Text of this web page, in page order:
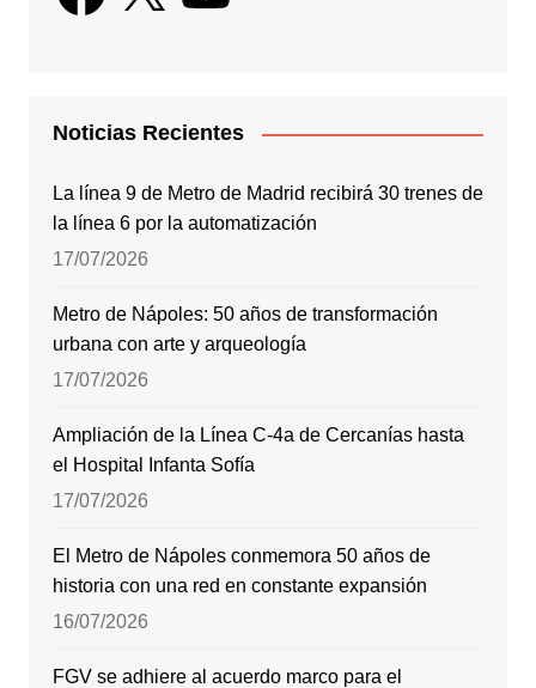
Noticias Recientes
La línea 9 de Metro de Madrid recibirá 30 trenes de
la línea 6 por la automatización
17/07/2026
Metro de Nápoles: 50 años de transformación
urbana con arte y arqueología
17/07/2026
Ampliación de la Línea C-4a de Cercanías hasta
el Hospital Infanta Sofía
17/07/2026
El Metro de Nápoles conmemora 50 años de
historia con una red en constante expansión
16/07/2026
FGV se adhiere al acuerdo marco para el